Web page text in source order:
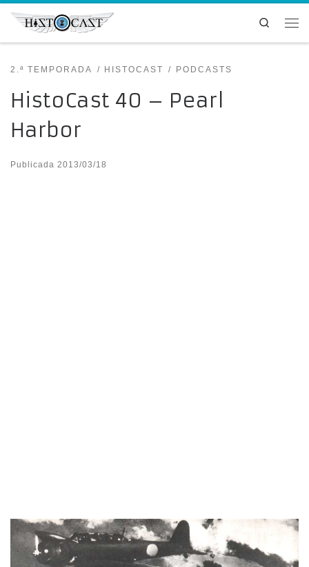
Saltar al contenido
Search
2.ª TEMPORADA HISTOCAST PODCASTS
HistoCast 40 – Pearl
Harbor
Publicada 2013/03/18